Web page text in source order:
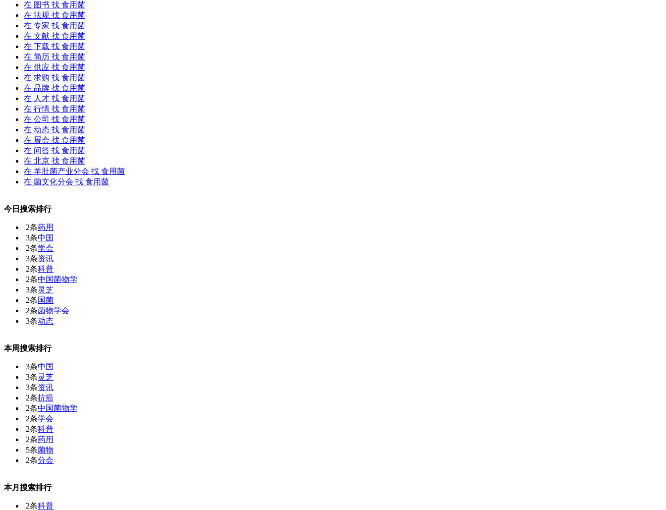
在 图书 找 食用菌
在 法规 找 食用菌
在 专家 找 食用菌
在 文献 找 食用菌
在 下载 找 食用菌
在 简历 找 食用菌
在 供应 找 食用菌
在 求购 找 食用菌
在 品牌 找 食用菌
在 人才 找 食用菌
在 行情 找 食用菌
在 公司 找 食用菌
在 动态 找 食用菌
在 展会 找 食用菌
在 问答 找 食用菌
在 北京 找 食用菌
在 羊肚菌产业分会 找 食用菌
在 菌文化分会 找 食用菌
今日搜索排行
2条药用
3条中国
2条学会
3条资讯
2条科普
2条中国菌物学
3条灵芝
2条国菌
2条菌物学会
3条动态
本周搜索排行
3条中国
3条灵芝
3条资讯
2条抗癌
2条中国菌物学
2条学会
2条科普
2条药用
5条菌物
2条分会
本月搜索排行
2条科普